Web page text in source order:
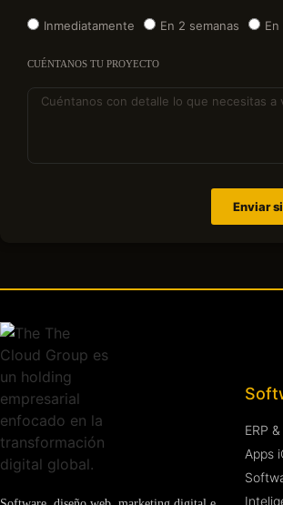
Inmediatamente En 2 semanas En
CUÉNTANOS TU PROYECTO
Enviar
ERP
Apps